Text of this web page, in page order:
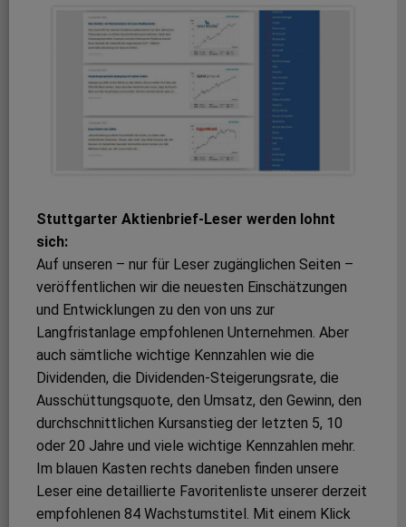
Stuttgarter Aktienbrief-Leser werden lohnt
sich:
Auf unseren – nur für Leser zugänglichen Seiten –
veröffentlichen wir die neuesten Einschätzungen
und Entwicklungen zu den von uns zur
Langfristanlage empfohlenen Unternehmen. Aber
auch sämtliche wichtige Kennzahlen wie die
Dividenden, die Dividenden-Steigerungsrate, die
Ausschüttungsquote, den Umsatz, den Gewinn, den
durchschnittlichen Kursanstieg der letzten 5, 10
oder 20 Jahre und viele wichtige Kennzahlen mehr.
Im blauen Kasten rechts daneben finden unsere
Leser eine detaillierte Favoritenliste unserer derzeit
empfohlenen 84 Wachstumstitel. Mit einem Klick